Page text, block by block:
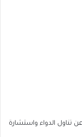
تناول الدواء واستشارة